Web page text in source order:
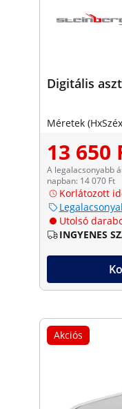
Digitális
Méretek
13 650
A legalacsonyabb
napban: 14 070 Ft
Korlátozott
Utolsó
INGYENES
Akciós